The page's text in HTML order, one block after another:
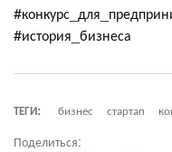
#история_бизнеса
ТЕГИ: бизнес стартап
Поделиться: